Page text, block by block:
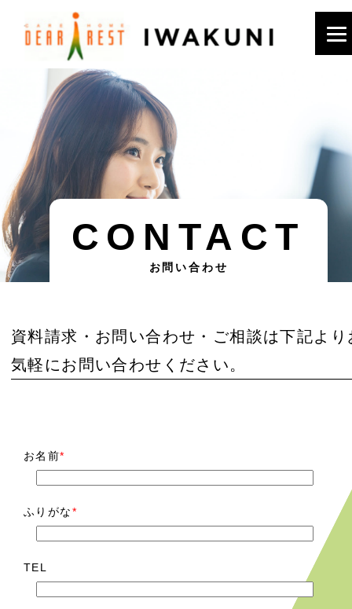
CONTACT
お問い合わせ
資料請求・お問い合わせ・ご相談は下記より
気軽にお問い合わせください。
お名前*
ふりがな*
TEL